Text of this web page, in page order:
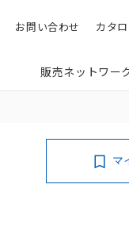
検索 カタ
お問い合わせ
販売ネットワー
マ